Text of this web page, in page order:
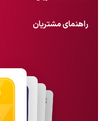
راهنمای مشتریان